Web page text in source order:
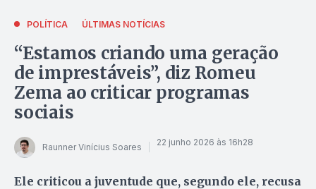
POLÍTICA ÚLTIMAS NOTÍCIAS
“Estamos criando uma geração
de imprestáveis”, diz Romeu
Zema ao criticar programas
sociais
Raunner Vinícius Soares 22 junho 2026 às 16h28
Ele criticou a juventude que, segundo ele, recusa